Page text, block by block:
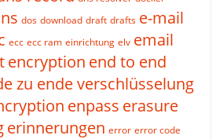
dos download draft drafts e-mail
ecc ecc ram einrichtung elv email
encryption end to end
zu ende verschlüsselung
enpass erasure
erinnerungen error error code